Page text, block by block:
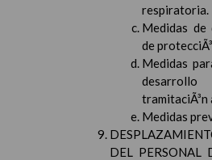
respiratoria.
Medidas
de
Medidas
Medidas
DEL PERSONAL